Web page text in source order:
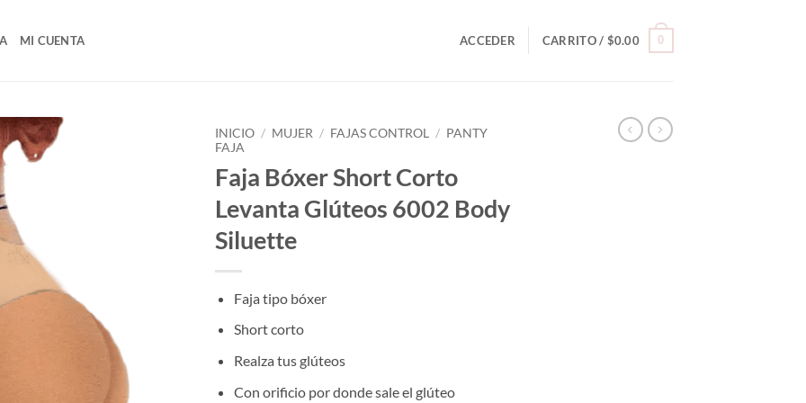
MI CUENTA ACCEDER CARRITO / $0.00 0
INICIO / MUJER / FAJAS CONTROL / PANTY
FAJA
Faja Bóxer Short Corto
Levanta Glúteos 6002 Body
Siluette
Faja tipo bóxer
Short corto
Realza tus glúteos
Con orificio por donde sale el glúteo